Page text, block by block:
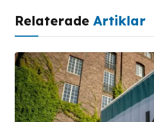
Relaterade Artiklar